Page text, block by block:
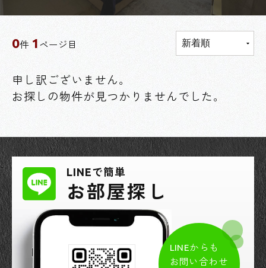
0件 1 ページ目
申し訳ございません。
お探しの物件が見つかりませんでした。
LINEで簡単
お部屋探し
LINEからも
お問い合わせ